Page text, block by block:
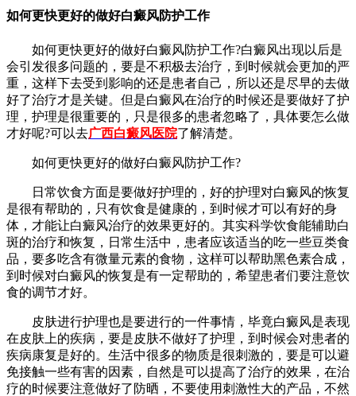
如何更快更好的做好白癜风防护工作
如何更快更好的做好白癜风防护工作?白癜风出现以后是
会引发很多问题的，要是不积极去治疗，到时候就会更加的严
重，这样下去受到影响的还是患者自己，所以还是尽早的去做
好了治疗才是关键。但是白癜风在治疗的时候还是要做好了护
理，护理是很重要的，只是很多的患者忽略了，具体要怎么做
才好呢?可以去广西白癜风医院了解清楚。
如何更快更好的做好白癜风防护工作?
日常饮食方面是要做好护理的，好的护理对白癜风的恢复
是很有帮助的，只有饮食是健康的，到时候才可以有好的身
体，才能让白癜风治疗的效果更好的。其实科学饮食能辅助白
斑的治疗和恢复，日常生活中，患者应该适当的吃一些豆类食
品，要多吃含有微量元素的食物，这样可以帮助黑色素合成，
到时候对白癜风的恢复是有一定帮助的，希望患者们要注意饮
食的调节才好。
皮肤进行护理也是要进行的一件事情，毕竟白癜风是表现
在皮肤上的疾病，要是皮肤不做好了护理，到时候会对患者的
疾病康复是好的。生活中很多的物质是很刺激的，要是可以避
免接触一些有害的因素，自然是可以提高了治疗的效果，在治
疗的时候要注意做好了防晒，不要使用刺激性大的产品，不然